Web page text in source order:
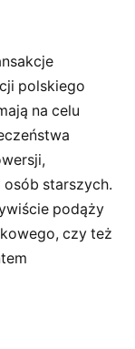
polskiego
na celu
starszych.
podąży
czy też